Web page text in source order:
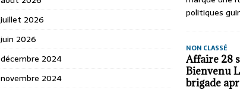
juillet 2026
juin 2026
décembre 2024
novembre 2024
politiques
NON CLASSÉ
Affaire 28
Bienvenu
brigade